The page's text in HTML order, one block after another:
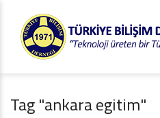
Tag "ankara egitim"
Eğitimler - Seminerler